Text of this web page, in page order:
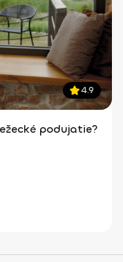
4.9
podujatie?